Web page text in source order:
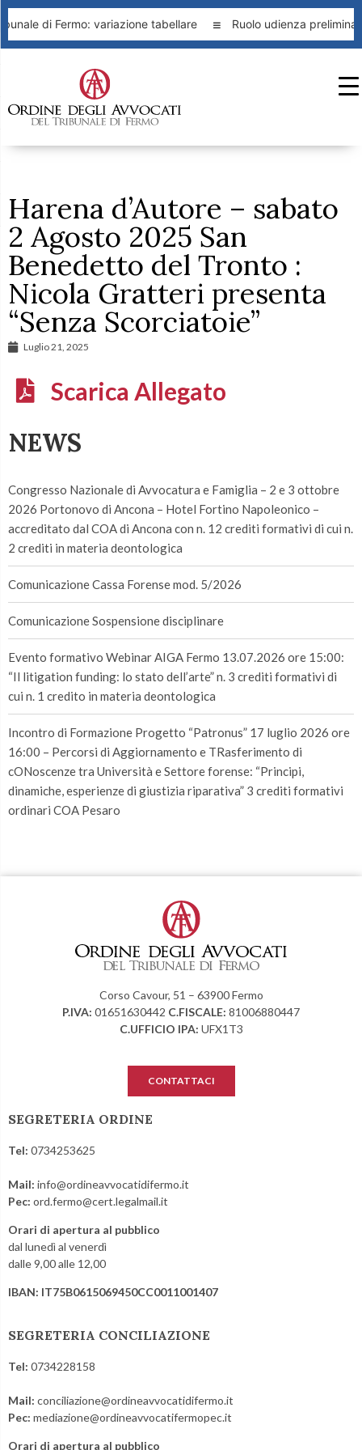
di Fermo: variazione tabellare Ruolo udienza
Harena d’Autore – sabato
2 Agosto 2025 San
Benedetto del Tronto :
Nicola Gratteri presenta
“Senza Scorciatoie”
Luglio 21, 2025
Scarica Allegato
NEWS
Congresso Nazionale di Avvocatura e Famiglia – 2 e 3 ottobre
2026 Portonovo di Ancona – Hotel Fortino Napoleonico –
accreditato dal COA di Ancona con n. 12 crediti formativi di cui n.
2 crediti in materia deontologica
Comunicazione Cassa Forense mod. 5/2026
Comunicazione Sospensione disciplinare
Evento formativo Webinar AIGA Fermo 13.07.2026 ore 15:00:
“Il litigation funding: lo stato dell’arte” n. 3 crediti formativi di
cui n. 1 credito in materia deontologica
Incontro di Formazione Progetto “Patronus” 17 luglio 2026 ore
16:00 – Percorsi di Aggiornamento e TRasferimento di
cONoscenze tra Università e Settore forense: “Principi,
dinamiche, esperienze di giustizia riparativa” 3 crediti formativi
ordinari COA Pesaro
Corso Cavour, 51 – 63900 Fermo
P.IVA: 01651630442 C.FISCALE: 81006880447
C.UFFICIO IPA: UFX1T3
CONTATTACI
SEGRETERIA ORDINE
Tel: 0734253625
Mail: info@ordineavvocatidifermo.it
Pec: ord.fermo@cert.legalmail.it
Orari di apertura al pubblico
dal lunedì al venerdì
dalle 9,00 alle 12,00
IBAN: IT75B0615069450CC0011001407
SEGRETERIA CONCILIAZIONE
Tel: 0734228158
Mail: conciliazione@ordineavvocatidifermo.it
Pec: mediazione@ordineavvocatifermopec.it
Orari di apertura al pubblico